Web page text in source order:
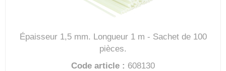
Épaisseur 1,5 mm. Longueur 1 m - Sachet de 100
pièces.
Code article : 608130